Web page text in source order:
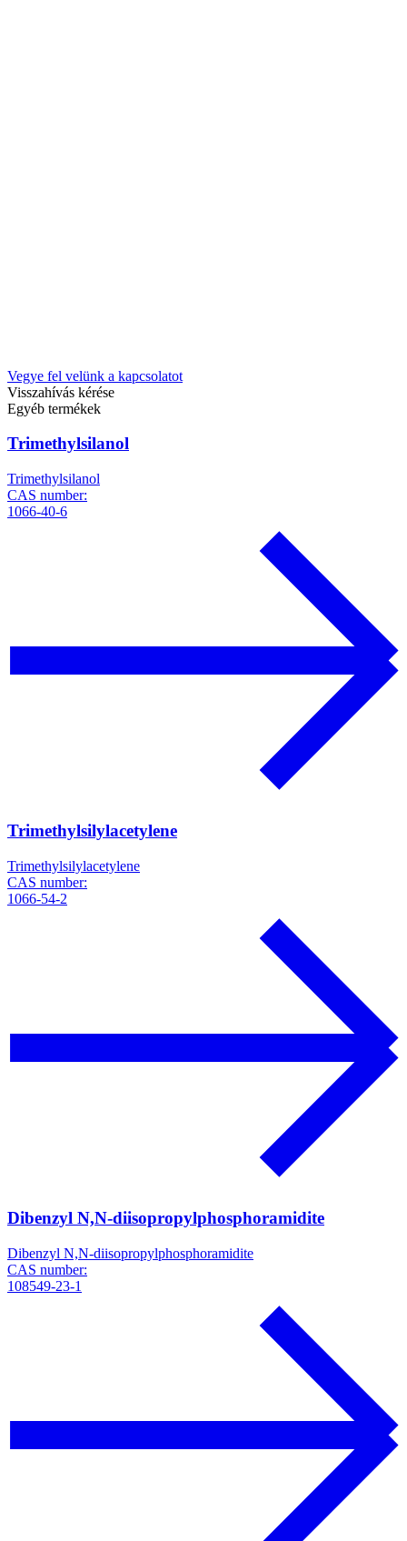
Vegye fel velünk a kapcsolatot
Visszahívás kérése
Egyéb termékek
Trimethylsilanol
Trimethylsilanol
CAS number:
1066-40-6
Trimethylsilylacetylene
Trimethylsilylacetylene
CAS number:
1066-54-2
Dibenzyl N,N-diisopropylphosphoramidite
Dibenzyl N,N-diisopropylphosphoramidite
CAS number:
108549-23-1